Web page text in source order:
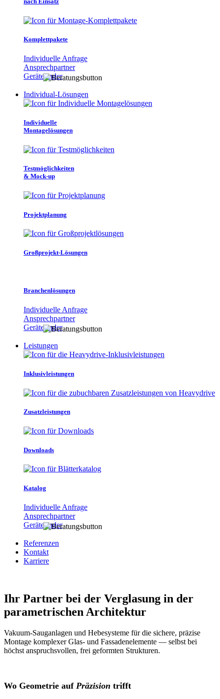
Komplettpakete
Individuelle Anfrage
Ansprechpartner
Gerätefinder
Individual-Lösungen
Individuelle
Montagelösungen
Testmöglichkeiten
& Mock-up
Projektplanung
Großprojekt-Lösungen
Branchenlösungen
Individuelle Anfrage
Ansprechpartner
Gerätefinder
Leistungen
Inklusivleistungen
Zusatzleistungen
Downloads
Katalog
Individuelle Anfrage
Ansprechpartner
Gerätefinder
Referenzen
Kontakt
Karriere
Ihr Partner bei der Verglasung in der
parametrischen Architektur
Vakuum-Sauganlagen und Hebesysteme für die sichere, präzise
Montage komplexer Glas- und Fassadenelemente — selbst bei
höchst anspruchsvollen, frei geformten Strukturen.
Wo Geometrie auf Präzision trifft